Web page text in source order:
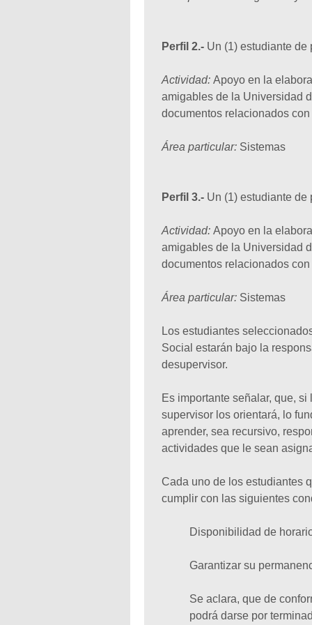
Perfil 2.- Un (1) estudiante de
Actividad: Apoyo en la
amigables de la Universidad
documentos relacionados
Área particular: Sistemas
Perfil 3.- Un (1) estudiante de
Actividad: Apoyo en la
amigables de la Universidad
documentos relacionados
Área particular: Sistemas
Los estudiantes
Social estarán bajo la
desupervisor.
Es importante señalar, que,
supervisor los orientará, lo
aprender, sea recursivo,
actividades que le sean
Cada uno de los estudiantes
cumplir con las siguientes
Disponibilidad de
Garantizar su
Se aclara, que de
podrá darse por